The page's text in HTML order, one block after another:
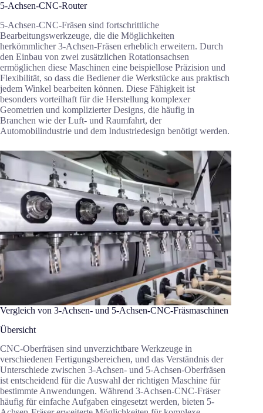
5-Achsen-CNC-Router
5-Achsen-CNC-Fräsen sind fortschrittliche
Bearbeitungswerkzeuge, die die Möglichkeiten
herkömmlicher 3-Achsen-Fräsen erheblich erweitern. Durch
den Einbau von zwei zusätzlichen Rotationsachsen
ermöglichen diese Maschinen eine beispiellose Präzision und
Flexibilität, so dass die Bediener die Werkstücke aus praktisch
jedem Winkel bearbeiten können. Diese Fähigkeit ist
besonders vorteilhaft für die Herstellung komplexer
Geometrien und komplizierter Designs, die häufig in
Branchen wie der Luft- und Raumfahrt, der
Automobilindustrie und dem Industriedesign benötigt werden.
Vergleich von 3-Achsen- und 5-Achsen-CNC-Fräsmaschinen
Übersicht
CNC-Oberfräsen sind unverzichtbare Werkzeuge in
verschiedenen Fertigungsbereichen, und das Verständnis der
Unterschiede zwischen 3-Achsen- und 5-Achsen-Oberfräsen
ist entscheidend für die Auswahl der richtigen Maschine für
bestimmte Anwendungen. Während 3-Achsen-CNC-Fräser
häufig für einfache Aufgaben eingesetzt werden, bieten 5-